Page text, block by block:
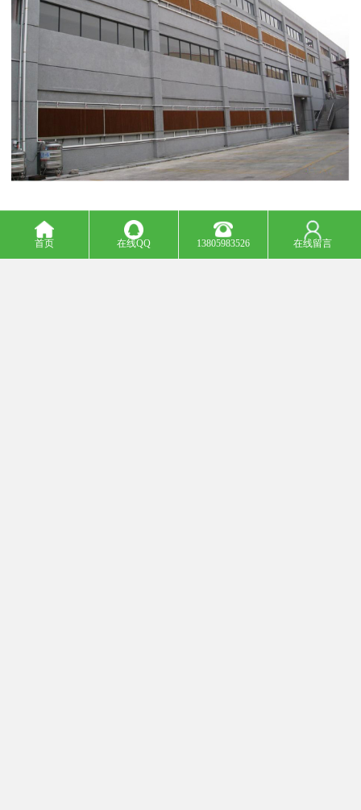
降温水帘一般由一系列喷嘴、水泵、水管和控制系统等组成。当水
首页 在线QQ 13805983526 在线留言